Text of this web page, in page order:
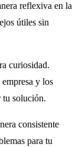
reflexiva en la
útiles sin
curiosidad.
y los
tu solución.
consistente
para tu